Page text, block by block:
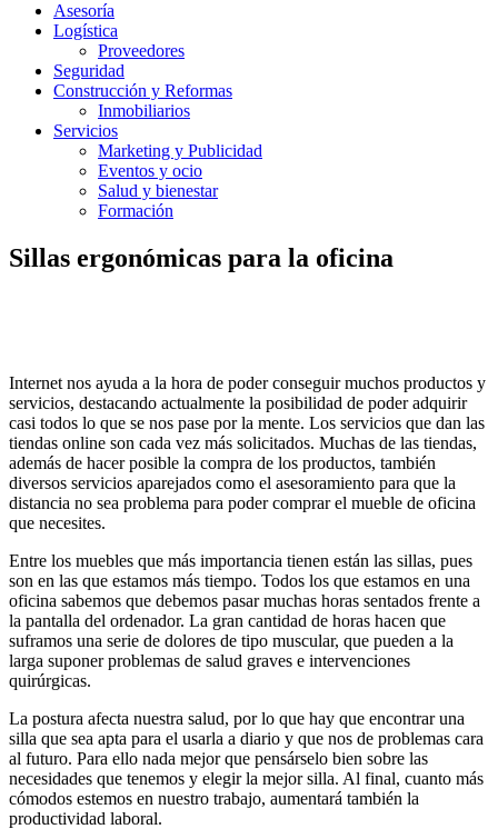
Asesoría
Logística
Proveedores
Seguridad
Construcción y Reformas
Inmobiliarios
Servicios
Marketing y Publicidad
Eventos y ocio
Salud y bienestar
Formación
Sillas ergonómicas para la oficina
Internet nos ayuda a la hora de poder conseguir muchos productos y
servicios, destacando actualmente la posibilidad de poder adquirir
casi todos lo que se nos pase por la mente. Los servicios que dan las
tiendas online son cada vez más solicitados. Muchas de las tiendas,
además de hacer posible la compra de los productos, también
diversos servicios aparejados como el asesoramiento para que la
distancia no sea problema para poder comprar el mueble de oficina
que necesites.
Entre los muebles que más importancia tienen están las sillas, pues
son en las que estamos más tiempo. Todos los que estamos en una
oficina sabemos que debemos pasar muchas horas sentados frente a
la pantalla del ordenador. La gran cantidad de horas hacen que
suframos una serie de dolores de tipo muscular, que pueden a la
larga suponer problemas de salud graves e intervenciones
quirúrgicas.
La postura afecta nuestra salud, por lo que hay que encontrar una
silla que sea apta para el usarla a diario y que nos de problemas cara
al futuro. Para ello nada mejor que pensárselo bien sobre las
necesidades que tenemos y elegir la mejor silla. Al final, cuanto más
cómodos estemos en nuestro trabajo, aumentará también la
productividad laboral.